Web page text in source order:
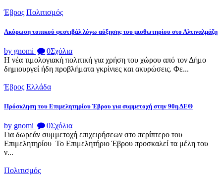
Έβρος Πολιτισμός
Ακύρωση τοπικού φεστιβάλ λόγω αύξησης του μισθωτηρίου στο Αλτιναλμάζη
by gnomi 0Σχόλια
Η νέα τιμολογιακή πολιτική για χρήση του χώρου από τον Δήμο
δημιουργεί ήδη προβλήματα γκρίνιες και ακυρώσεις. Φε...
Έβρος Ελλάδα
Πρόσκληση του Επιμελητηρίου Έβρου για συμμετοχή στην 90η ΔΕΘ
by gnomi 0Σχόλια
Για δωρεάν συμμετοχή επιχειρήσεων στο περίπτερο του
Επιμελητηρίου Το Επιμελητήριο Έβρου προσκαλεί τα μέλη του
ν...
Πολιτισμός